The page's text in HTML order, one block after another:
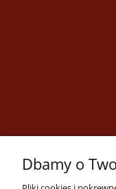
Dbamy o